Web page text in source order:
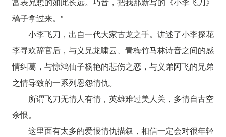
稿子拿过来。”
小李飞刀，出自一代大家古龙之手。讲述了小李探花
李寻欢辞官后，与义兄龙啸云、青梅竹马林诗音之间的感
情纠葛，与惊鸿仙子杨艳的悲伤之恋，与义弟阿飞的兄弟
之情导致的一系列恩怨情仇。
所谓飞刀无情人有情，英雄难过美人关，多情自古空
余恨。
这里面有太多的爱恨情仇描叙，相信一定会对很年轻